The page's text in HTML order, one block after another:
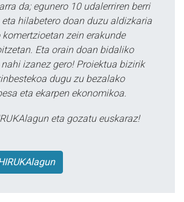
da; egunero 10 udalerriren berri
hilabetero doan duzu aldizkaria
zein erakunde
Eta orain doan bidaliko
izanez gero! Proiektua bizirik
dugu zu bezalako
eta ekarpen ekonomikoa.
eta gozatu euskaraz!